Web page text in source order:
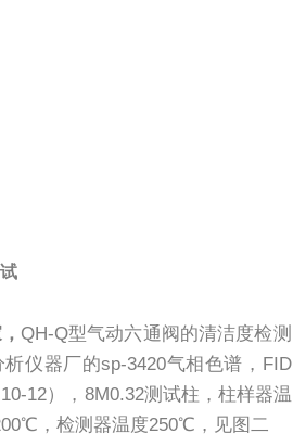
， QH-Q型气动六通阀的清洁度检测
仪器厂的sp-3420气相色谱，FID
12），8M0.32测试柱，柱样器温
，检测器温度250℃，见图二